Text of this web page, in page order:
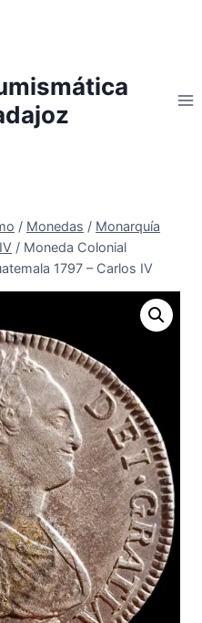
/ Monedas / Monarquía
/ Moneda Colonial
1797 – Carlos IV